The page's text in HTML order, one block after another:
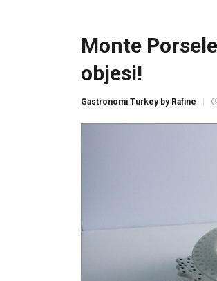
Monte
objesi!
Gastronomi Turkey by Rafine